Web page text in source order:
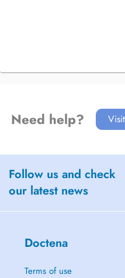
Need help?
Follow us and check
our latest news
Doctena
Terms of use